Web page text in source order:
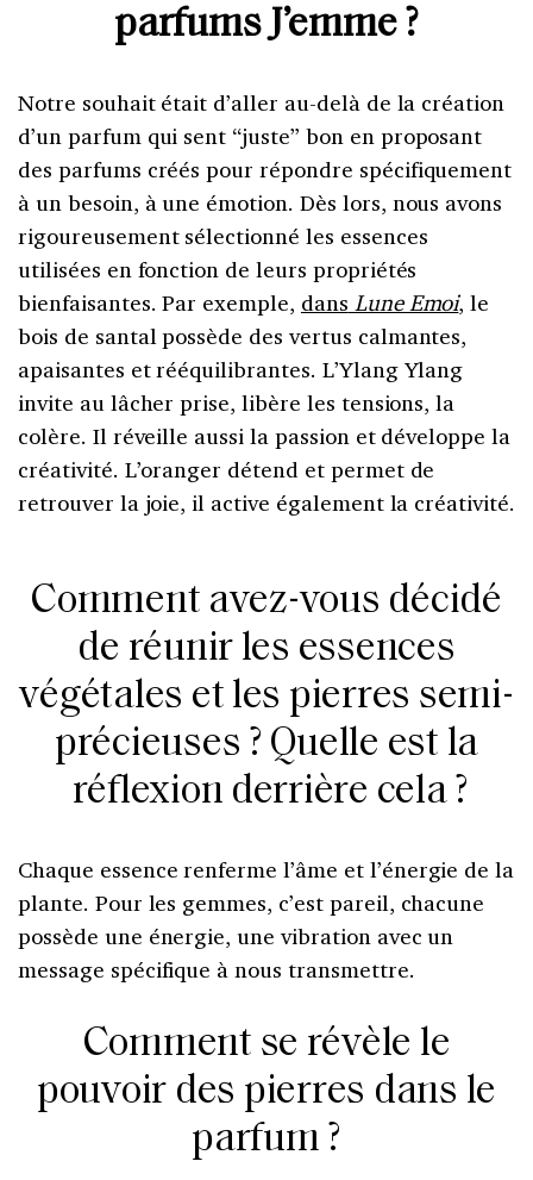
parfums J’emme ?
Notre souhait était d’aller au-delà de la création
d’un parfum qui sent “juste” bon en proposant
des parfums créés pour répondre spécifiquement
à un besoin, à une émotion. Dès lors, nous avons
rigoureusement sélectionné les essences
utilisées en fonction de leurs propriétés
bienfaisantes. Par exemple, dans Lune Emoi, le
bois de santal possède des vertus calmantes,
apaisantes et rééquilibrantes. L’Ylang Ylang
invite au lâcher prise, libère les tensions, la
colère. Il réveille aussi la passion et développe la
créativité. L’oranger détend et permet de
retrouver la joie, il active également la créativité.
Comment avez-vous décidé
de réunir les essences
végétales et les pierres semi-
précieuses ? Quelle est la
réflexion derrière cela ?
Chaque essence renferme l’âme et l’énergie de la
plante. Pour les gemmes, c’est pareil, chacune
possède une énergie, une vibration avec un
message spécifique à nous transmettre.
Comment se révèle le
pouvoir des pierres dans le
parfum ?